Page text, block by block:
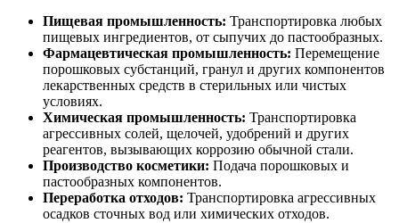
Пищевая промышленность: Транспортировка любых
пищевых ингредиентов, от сыпучих до пастообразных.
Фармацевтическая промышленность: Перемещение
порошковых субстанций, гранул и других компонентов
лекарственных средств в стерильных или чистых
условиях.
Химическая промышленность: Транспортировка
агрессивных солей, щелочей, удобрений и других
реагентов, вызывающих коррозию обычной стали.
Производство косметики: Подача порошковых и
пастообразных компонентов.
Переработка отходов: Транспортировка агрессивных
осадков сточных вод или химических отходов.